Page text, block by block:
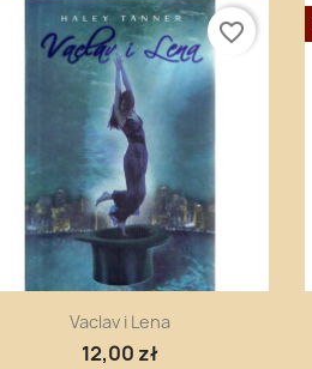
Szybki podgląd
Vaclav i Lena
12,00 zł
favorite_border